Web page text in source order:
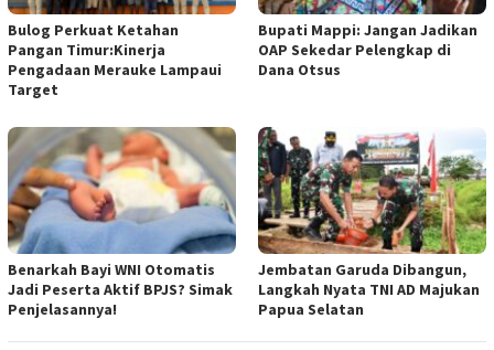
Bulog Perkuat Ketahan
Pangan Timur:Kinerja
Pengadaan Merauke Lampaui
Target
Bupati Mappi: Jangan Jadikan
OAP Sekedar Pelengkap di
Dana Otsus
Benarkah Bayi WNI Otomatis
Jadi Peserta Aktif BPJS? Simak
Penjelasannya!
Jembatan Garuda Dibangun,
Langkah Nyata TNI AD Majukan
Papua Selatan